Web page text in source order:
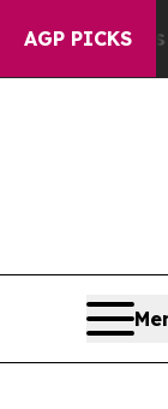
AGP PICKS
Chaos in